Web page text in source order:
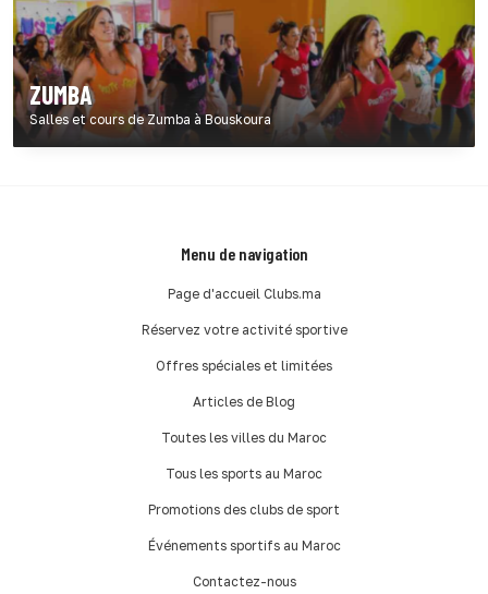
ZUMBA
Salles et cours de Zumba à Bouskoura
Menu de navigation
Page d'accueil Clubs.ma
Réservez votre activité sportive
Offres spéciales et limitées
Articles de Blog
Toutes les villes du Maroc
Tous les sports au Maroc
Promotions des clubs de sport
Événements sportifs au Maroc
Contactez-nous